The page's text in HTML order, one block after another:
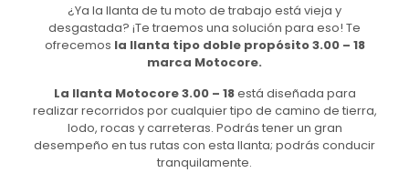
¿Ya la llanta de tu moto de trabajo está vieja y
desgastada? ¡Te traemos una solución para eso! Te
ofrecemos la llanta tipo doble propósito 3.00 – 18
marca Motocore.
La llanta Motocore 3.00 – 18está diseñada para
realizar recorridos por cualquier tipo de camino de tierra,
lodo, rocas y carreteras. Podrás tener un gran
desempeño en tus rutas con esta llanta; podrás conducir
tranquilamente.